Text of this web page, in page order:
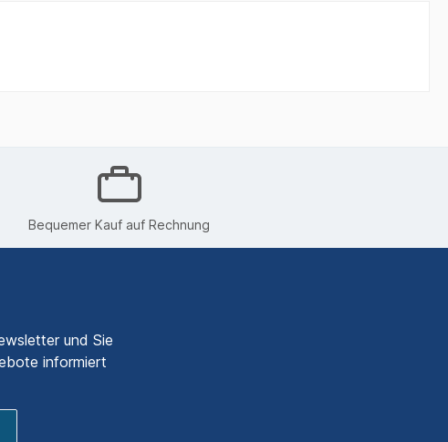
Bequemer Kauf auf Rechnung
und Sie
informiert